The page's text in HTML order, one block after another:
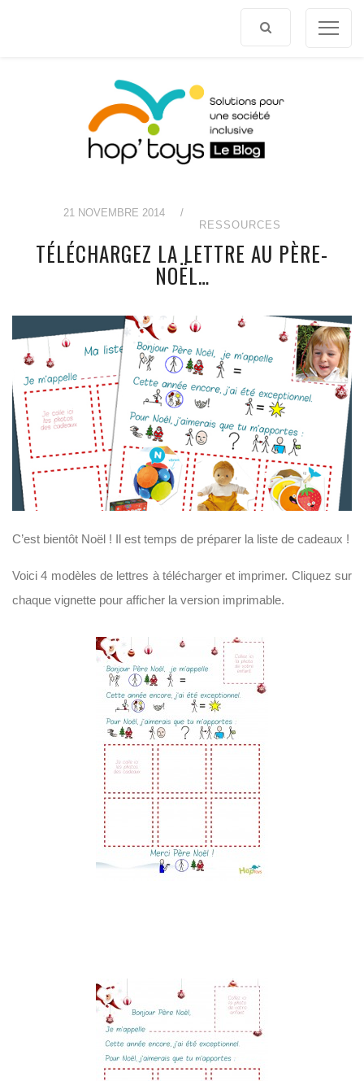
21 NOVEMBRE 2014
/
RESSOURCES
TÉLÉCHARGEZ LA LETTRE AU PÈRE-
NOËL…
C’est bientôt Noël ! Il est temps de préparer la liste de cadeaux !
Voici 4 modèles de lettres à télécharger et imprimer. Cliquez sur
chaque vignette pour afficher la version imprimable.